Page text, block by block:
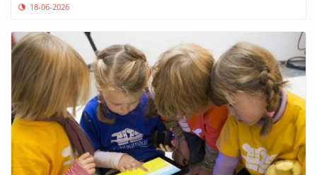
18-06-2026